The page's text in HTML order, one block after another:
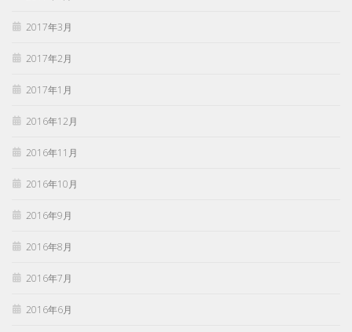
2017年3月
2017年2月
2017年1月
2016年12月
2016年11月
2016年10月
2016年9月
2016年8月
2016年7月
2016年6月